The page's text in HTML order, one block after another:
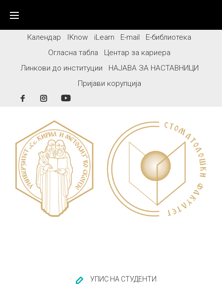
contentКалендар IKnow iLearn E-mail
Е-библиотека
Огласна табла
Центар за кариера
Линкови до институции
НАЈАВА ЗА НАСТАВНИЦИ
Пријави корупција
FacebookInstagram
УПИС НА СТУДЕНТИ